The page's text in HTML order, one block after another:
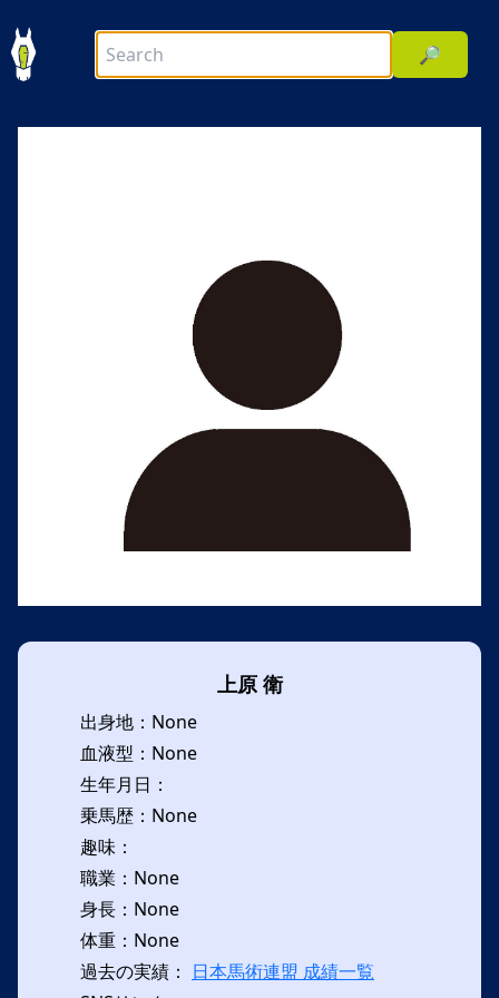
🔎
上原 衛
出身地：None
血液型：None
生年月日：
乗馬歴：None
趣味：
職業：None
身長：None
体重：None
過去の実績： 日本馬術連盟 成績一覧